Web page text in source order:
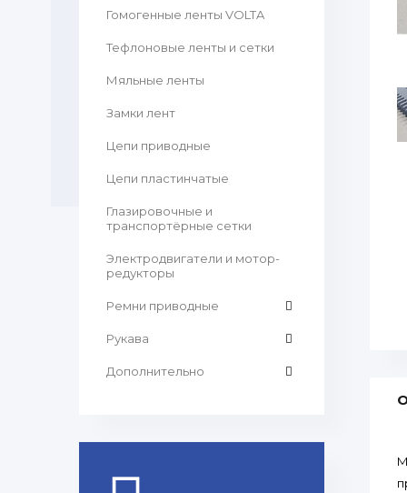
Гомогенные ленты VOLTA
Тефлоновые ленты и сетки
Мяльные ленты
Замки лент
Цепи приводные
Цепи пластинчатые
Глазировочные и
транспортёрные сетки
Электродвигатели и мотор-
редукторы
Ремни приводные
Рукава
Дополнительно